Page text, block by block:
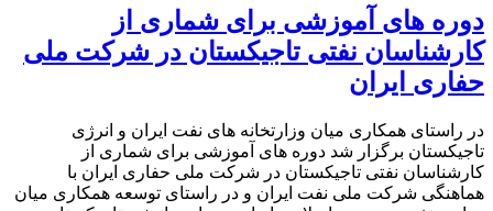
دوره های آموزشی برای شماری از
کارشناسان نفتی تاجیکستان در شرکت ملی
حفاری ایران
در راستای همکاری میان وزارتخانه های نفت ایران و انرژی
تاجیکستان برگزار شد دوره های آموزشی برای شماری از
کارشناسان نفتی تاجیکستان در شرکت ملی حفاری ایران با
هماهنگی شرکت ملی نفت ایران و در راستای توسعه همکاری میان